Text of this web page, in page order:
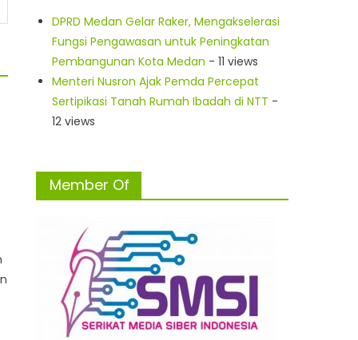
DPRD Medan Gelar Raker, Mengakselerasi
Fungsi Pengawasan untuk Peningkatan
Pembangunan Kota Medan - 11 views
Menteri Nusron Ajak Pemda Percepat
Sertipikasi Tanah Rumah Ibadah di NTT -
12 views
Member Of